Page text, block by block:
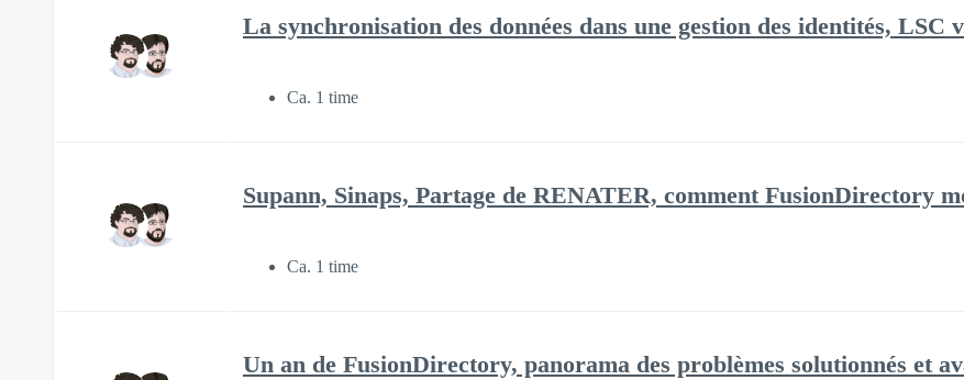
La synchronisation des données dans une gestion des identités, LSC
Ca. 1 time
Supann, Sinaps, Partage de RENATER, comment FusionDirectory
Ca. 1 time
Un an de FusionDirectory, panorama des problèmes solutionnés et